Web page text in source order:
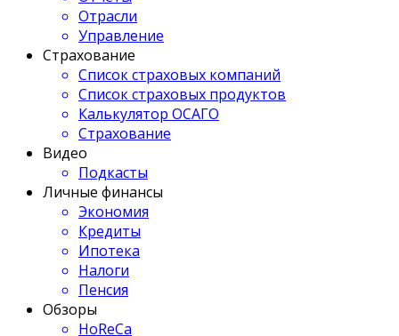
Отрасли
Управление
Страхование
Список страховых компаний
Список страховых продуктов
Калькулятор ОСАГО
Страхование
Видео
Подкасты
Личные финансы
Экономия
Кредиты
Ипотека
Налоги
Пенсия
Обзоры
HoReCa